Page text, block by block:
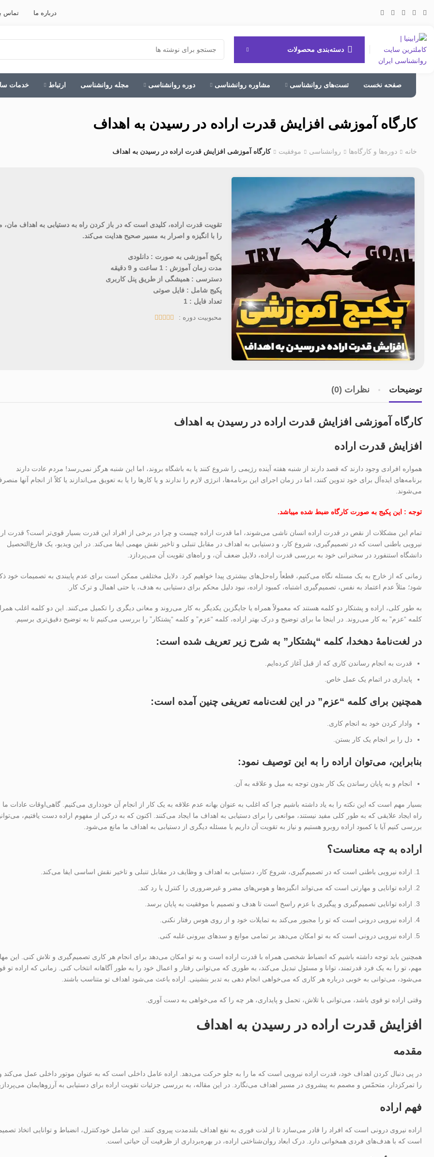
درباره ما تماس
دسته‌بندی محصولات
صفحه نخست تست‌های روانشناسی مشاوره روانشناسی دوره روانشناسی مجله روانشناسی ارتباط خدمات
کارگاه آموزشی افزایش قدرت اراده در رسیدن به اهداف
خانه دوره‌ها و کارگاه‌ها روانشناسی موفقیت کارگاه آموزشی افزایش قدرت اراده در رسیدن به اهداف
تقویت قدرت اراده، کلیدی است که در باز کردن راه به دستیابی به اهداف مان،
را با انگیزه و اصرار به مسیر صحیح هدایت می‌کند.
پکیج آموزشی به صورت : دانلودی
مدت زمان آموزش : 1 ساعت و 9 دقیقه
دسترسی : همیشگی از طریق پنل کاربری
پکیج شامل : فایل صوتی
تعداد فایل : 1
محبوبیت دوره : 




توضیحات نظرات (0)
کارگاه آموزشی افزایش قدرت اراده در رسیدن به اهداف
افزایش قدرت اراده
همواره افرادی وجود دارند که قصد دارند از شنبه هفته آینده رژیمی را شروع کنند یا به باشگاه بروند، اما این شنبه هرگز نمی‌رسد! مردم عادت دارند
برنامه‌های ایده‌آل برای خود تدوین کنند، اما در زمان اجرای این برنامه‌ها، انرژی لازم را ندارند و یا کارها را یا به تعویق می‌اندازند یا کلاً از انجام آنها
می‌شوند.
توجه : این پکیج به صورت کارگاه ضبط شده میباشد.
تمام این مشکلات از نقص در قدرت اراده انسان ناشی می‌شوند، اما قدرت اراده چیست و چرا در برخی از افراد این قدرت بسیار قوی‌تر است؟ قدرت
نیرویی باطنی است که در تصمیم‌گیری، شروع کار، و دستیابی به اهداف در مقابل تنبلی و تاخیر نقش مهمی ایفا می‌کند. در این ویدیو، یک فارغ‌التحصیل
دانشگاه استنفورد در سخنرانی خود به بررسی قدرت اراده، دلایل ضعف آن، و راه‌های تقویت آن می‌پردازد.
زمانی که از خارج به یک مسئله نگاه می‌کنیم، قطعاً راه‌حل‌های بیشتری پیدا خواهیم کرد. دلایل مختلفی ممکن است برای عدم پایبندی به تصمیمات خود
شود؛ مثلاً عدم اعتماد به نفس، تصمیم‌گیری اشتباه، کمبود اراده، نبود دلیل محکم برای دستیابی به هدف، یا حتی اهمال و ترک کار.
به طور کلی، اراده و پشتکار دو کلمه هستند که معمولاً همراه یا جایگزین یکدیگر به کار می‌روند و معانی دیگری را تکمیل می‌کنند. این دو کلمه اغلب
کلمه “عزم” به کار می‌روند. در اینجا ما برای توضیح و درک بهتر اراده، کلمه “عزم” و کلمه “پشتکار” را بررسی می‌کنیم تا به توضیح دقیق‌تری برسیم.
در لغت‌نامهٔ دهخدا، کلمه “پشتکار” به شرح زیر تعریف شده است:
قدرت به انجام رساندن کاری که از قبل آغاز کرده‌ایم.
پایداری در اتمام یک عمل خاص.
همچنین برای کلمه “عزم” در این لغت‌نامه تعریفی چنین آمده است:
وادار کردن خود به انجام کاری.
دل را بر انجام یک کار بستن.
بنابراین، می‌توان اراده را به این توصیف نمود:
انجام و به پایان رساندن یک کار بدون توجه به میل و علاقه به آن.
بسیار مهم است که این نکته را به یاد داشته باشیم چرا که اغلب به عنوان بهانه عدم علاقه به یک کار از انجام آن خودداری می‌کنیم. گاهی‌اوقات عادات ما
راه ایجاد علایقی که به طور کلی مفید نیستند، موانعی را برای دستیابی به اهداف ما ایجاد می‌کنند. اکنون که به درکی از مفهوم اراده دست یافتیم،
بررسی کنیم آیا با کمبود اراده روبرو هستیم و نیاز به تقویت آن داریم یا مسئله دیگری از دستیابی به اهداف ما مانع می‌شود.
اراده به چه معناست؟
اراده نیرویی باطنی است که در تصمیم‌گیری، شروع کار، دستیابی به اهداف و وظایف در مقابل تنبلی و تاخیر نقش اساسی ایفا می‌کند.
اراده توانایی و مهارتی است که می‌تواند انگیزه‌ها و هوس‌های مضر و غیرضروری را کنترل یا رد کند.
اراده توانایی تصمیم‌گیری و پیگیری با عزم راسخ است تا هدف و تصمیم با موفقیت به پایان برسد.
اراده نیرویی درونی است که تو را مجبور می‌کند به تمایلات خود و از روی هوس رفتار نکنی.
اراده نیرویی درونی است که به تو امکان می‌دهد بر تمامی موانع و سد‌های بیرونی غلبه کنی.
همچنین باید توجه داشته باشیم که انضباط شخصی همراه با قدرت اراده است و به تو امکان می‌دهد برای انجام هر کاری تصمیم‌گیری و تلاش کنی. این
مهم، تو را به یک فرد قدرتمند، توانا و مسئول تبدیل می‌کند، به طوری که می‌توانی رفتار و اعمال خود را به طور آگاهانه انتخاب کنی. زمانی که اراده تو
می‌شود، می‌توانی به خوبی درباره هر کاری که می‌خواهی انجام دهی به تدبر بنشینی. اراده باعث می‌شود اهداف تو متناسب باشند.
وقتی اراده تو قوی باشد، می‌توانی با تلاش، تحمل و پایداری، هر چه را که می‌خواهی به دست آوری.
افزایش قدرت اراده در رسیدن به اهداف
مقدمه
در پی دنبال کردن اهداف خود، قدرت اراده نیرویی است که ما را به جلو حرکت می‌دهد. اراده عامل داخلی است که به عنوان موتور داخلی عمل می‌کند
را تمرکز‌دار، متحمّس و مصمم به پیشروی در مسیر اهداف می‌نگارد. در این مقاله، به بررسی جزئیات تقویت اراده برای دستیابی به آرزوهایمان
فهم اراده
اراده نیروی درونی است که افراد را قادر می‌سازد تا از لذت فوری به نفع اهداف بلندمدت پیروی کنند. این شامل خودکنترل، انضباط و توانایی اتخاذ
است که با هدف‌های فردی همخوانی دارد. درک ابعاد روان‌شناختی اراده، در بهره‌برداری از ظرفیت آن حیاتی است.